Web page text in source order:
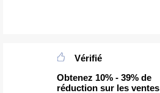
Vérifié
Obtenez 10% - 39% de
réduction sur les ventes